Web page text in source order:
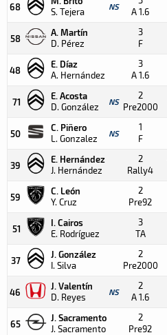
68 S. Tejera NS
A 1.6
58
A. Martín
D. Pérez
3
F
48
E. Díaz
A. Hernández
3
A 1.6
71
E. Acosta
D. González NS
2
Pre2000
50
C. Piñero
L. Gonzalez NS
1
F
39
E. Hernández
J. Hernández
2
Rally4
59
C. León
Y. Cruz
2
Pre92
51
I. Cairos
E. Rodríguez
3
TA
37
J. González
I. Silva
2
Pre2000
46
J. Valentín
D. Reyes NS
2
A 1.6
65
J. Sacramento
J. Sacramento
2
Pre92